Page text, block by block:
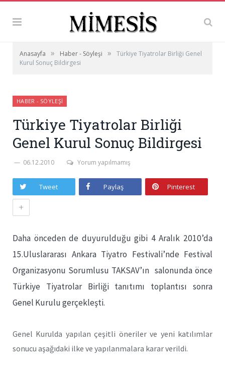
Anasayfa » Haber - Söyleşi »
Türkiye Tiyatrolar Birliği Genel
Kurul Sonuç Bildirgesi
HABER - SÖYLEŞI
Türkiye Tiyatrolar Birliği
Genel Kurul Sonuç Bildirgesi
06.12.2010 Yorum yapılmamış
Tweet Paylaş Pinterest
+
Daha önceden de duyurulduğu gibi 4 Aralık 2010’da
15.Uluslararası Ankara Tiyatro Festivali’nde Festival
Organizasyonu Sorumlusu TAKSAV’ın salonunda önce
Türkiye Tiyatrolar Birliği tanıtımı toplantısı sonra
Genel Kurulu gerçekleşti.
Genel Kurulda yapılan çeşitli öneriler ve yeni katılımlar
sonucu aşağıdaki ilke ve yapılanmalara karar verildi.